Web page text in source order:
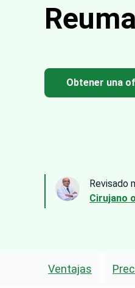
Obtener una
Revisado
Cirujano
Ventajas